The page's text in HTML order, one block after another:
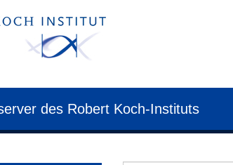
des Robert Koch-Instituts